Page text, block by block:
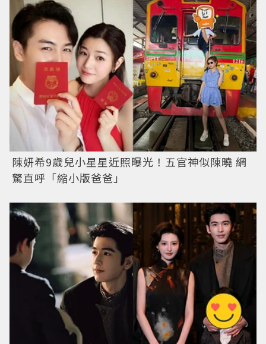
陳妍希9歲兒小星星近照曝光！五官神似陳曉 網
驚直呼「縮小版爸爸」